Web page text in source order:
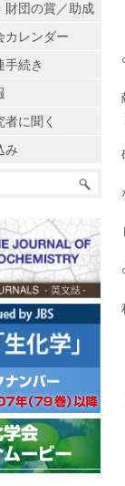
財団の賞／助成
カレンダー
手続き
に聞く
み